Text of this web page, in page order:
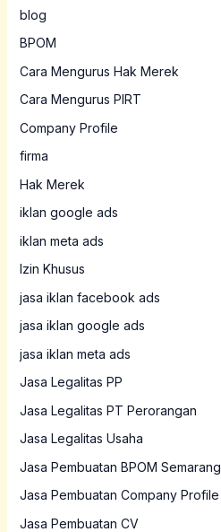
blog
BPOM
Cara Mengurus Hak Merek
Cara Mengurus PIRT
Company Profile
firma
Hak Merek
iklan google ads
iklan meta ads
Izin Khusus
jasa iklan facebook ads
jasa iklan google ads
jasa iklan meta ads
Jasa Legalitas PP
Jasa Legalitas PT Perorangan
Jasa Legalitas Usaha
Jasa Pembuatan BPOM Semarang
Jasa Pembuatan Company Profile
Jasa Pembuatan CV